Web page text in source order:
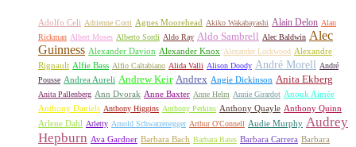
Adolfo Celi Adrienne Corri Agnes Moorehead Akiko Wakabayashi Alain Delon Alan
Rickman Albert Moses Alberto Sordi Aldo Ray Aldo Sambrell Alec Baldwin Alec
Guinness Alexander Davion Alexander Knox Alexander Lockwood Alexandre
Rignault Alfie Bass Alfio Caltabiano Alida Valli Alison Doody André Morell
André
Pousse Andrea Aureli Andrew Keir Andrex Angie Dickinson Anita Ekberg
Anita Pallenberg Ann Dvorak Anne Baxter Anne Helm Annie Girardot Anouk Aimée
Anthony Daniels Anthony Higgins Anthony Perkins Anthony Quayle Anthony Quinn
Arlene Dahl Arletty Arnold Schwarzenegger Arthur O'Connell Audie Murphy Audrey
Hepburn Ava Gardner Barbara Bach Barbara Bates Barbara Carrera Barbara